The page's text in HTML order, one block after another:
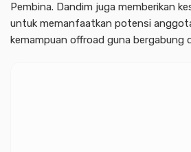
Pembina. Dandim juga memberikan
untuk memanfaatkan potensi
kemampuan offroad guna bergabung